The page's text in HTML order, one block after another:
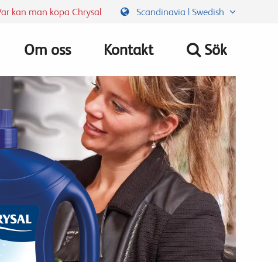
kan man köpa Chrysal Scandinavia | Swedish
Om oss Kontakt Sök